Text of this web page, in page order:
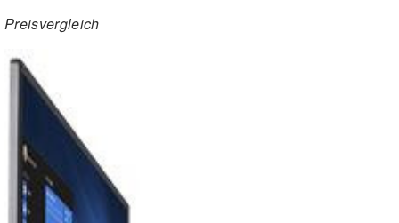
Preisvergleich